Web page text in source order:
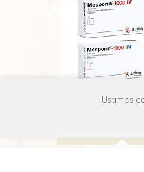
Mesporin
Usamos